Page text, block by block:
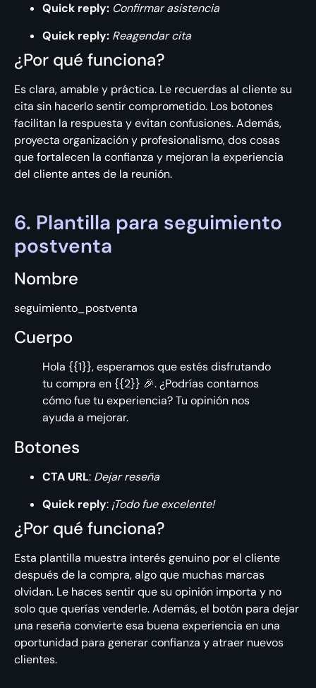
Quick reply: Confirmar asistencia
Quick reply: Reagendar cita
¿Por qué funciona?
Es clara, amable y práctica. Le recuerdas al cliente su
cita sin hacerlo sentir comprometido. Los botones
facilitan la respuesta y evitan confusiones. Además,
proyecta organización y profesionalismo, dos cosas
que fortalecen la confianza y mejoran la experiencia
del cliente antes de la reunión.
6. Plantilla para seguimiento
postventa
Nombre
seguimiento_postventa
Cuerpo
Hola {{1}}, esperamos que estés disfrutando
tu compra en {{2}} 🎉. ¿Podrías contarnos
cómo fue tu experiencia? Tu opinión nos
ayuda a mejorar.
Botones
CTA URL: Dejar reseña
Quick reply: ¡Todo fue excelente!
¿Por qué funciona?
Esta plantilla muestra interés genuino por el cliente
después de la compra, algo que muchas marcas
olvidan. Le haces sentir que su opinión importa y no
solo que querías venderle. Además, el botón para dejar
una reseña convierte esa buena experiencia en una
oportunidad para generar confianza y atraer nuevos
clientes.